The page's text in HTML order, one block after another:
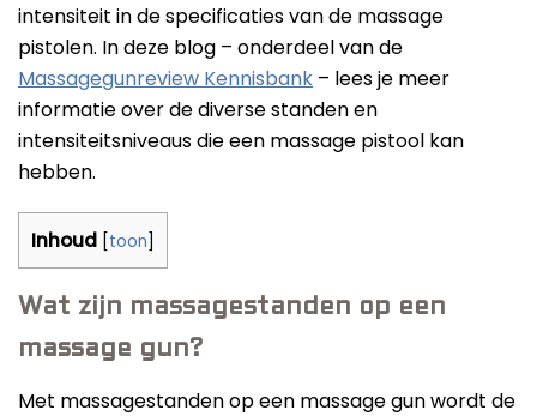
intensiteit in de specificaties van de massage
pistolen. In deze blog – onderdeel van de
Massagegunreview Kennisbank – lees je meer
informatie over de diverse standen en
intensiteitsniveaus die een massage pistool kan
hebben.
Inhoud [toon]
Wat zijn massagestanden op een
massage gun?
Met massagestanden op een massage gun wordt de